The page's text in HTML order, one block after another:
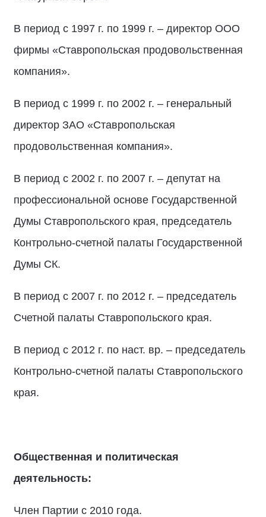
В период с 1997 г. по 1999 г. – директор ООО
фирмы «Ставропольская продовольственная
компания».
В период с 1999 г. по 2002 г. – генеральный
директор ЗАО «Ставропольская
продовольственная компания».
В период с 2002 г. по 2007 г. – депутат на
профессиональной основе Государственной
Думы Ставропольского края, председатель
Контрольно-счетной палаты Государственной
Думы СК.
В период с 2007 г. по 2012 г. – председатель
Счетной палаты Ставропольского края.
В период с 2012 г. по наст. вр. – председатель
Контрольно-счетной палаты Ставропольского
края.
Общественная и политическая
деятельность:
Член Партии с 2010 года.